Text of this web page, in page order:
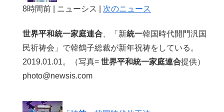
8時間前 | ニューシス | 次のニュース
世界平和統一家庭連合 、「新統一韓国時代開門汎国
民祈祷会」で韓鶴子総裁が新年祝祷をしている。
2019.01.01。（写真=世界平和統一家庭連合提供）
photo@newsis.com